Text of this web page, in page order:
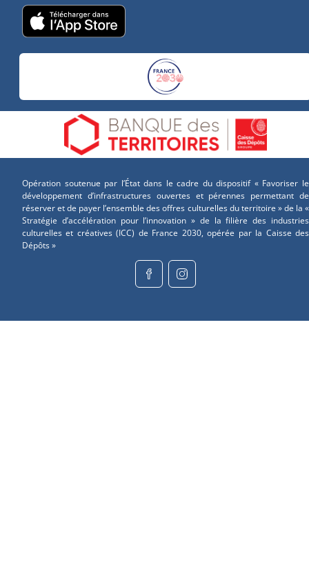
Opération soutenue par l’État dans le cadre du dispositif « Favoriser le
développement d’infrastructures ouvertes et pérennes permettant de
réserver et de payer l’ensemble des offres culturelles du territoire » de la «
Stratégie d’accélération pour l’innovation » de la filière des industries
culturelles et créatives (ICC) de France 2030, opérée par la Caisse des
Dépôts »